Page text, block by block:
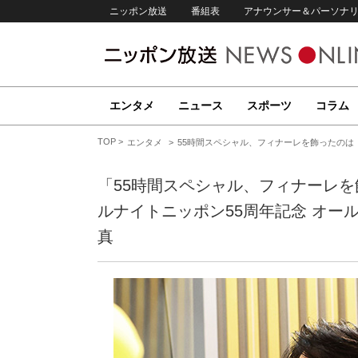
ニッポン放送 番組表 アナウンサー＆パーソナ
エンタメ ニュース スポーツ コラム
TOP エンタメ 55時間スペシャル、フィナーレを飾ったの
「55時間スペシャル、フィナーレ
ルナイトニッポン55周年記念 オー
真